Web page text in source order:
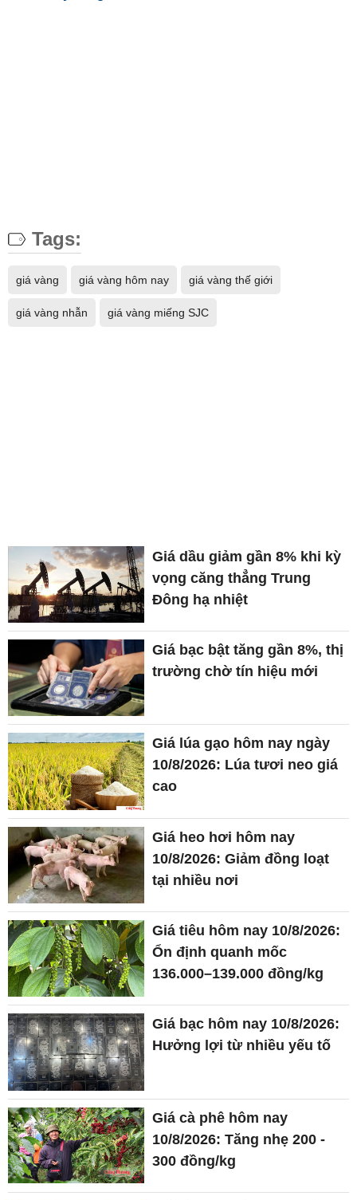
Tags:
giá vàng giá vàng hôm nay giá vàng thế giới
giá vàng nhẫn giá vàng miếng SJC
Giá dầu giảm gần 8% khi kỳ
vọng căng thẳng Trung
Đông hạ nhiệt
Giá bạc bật tăng gần 8%, thị
trường chờ tín hiệu mới
Giá lúa gạo hôm nay ngày
10/8/2026: Lúa tươi neo giá
cao
Giá heo hơi hôm nay
10/8/2026: Giảm đồng loạt
tại nhiều nơi
Giá tiêu hôm nay 10/8/2026:
Ổn định quanh mốc
136.000–139.000 đồng/kg
Giá bạc hôm nay 10/8/2026:
Hưởng lợi từ nhiều yếu tố
Giá cà phê hôm nay
10/8/2026: Tăng nhẹ 200 -
300 đồng/kg